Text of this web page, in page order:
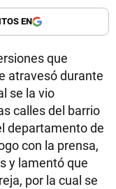
EN
que
atravesó durante
se la vio
calles del barrio
departamento de
con la prensa,
y lamentó que
por la cual se